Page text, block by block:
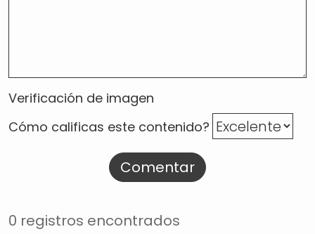
Verificación de imagen
Cómo calificas este contenido?
Comentar
0 registros encontrados